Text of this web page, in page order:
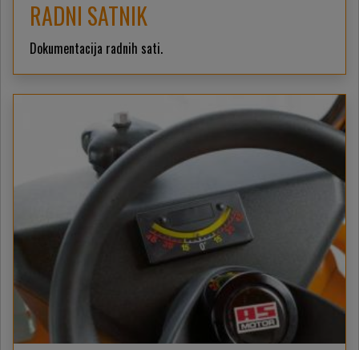
RADNI SATNIK
Dokumentacija radnih sati.